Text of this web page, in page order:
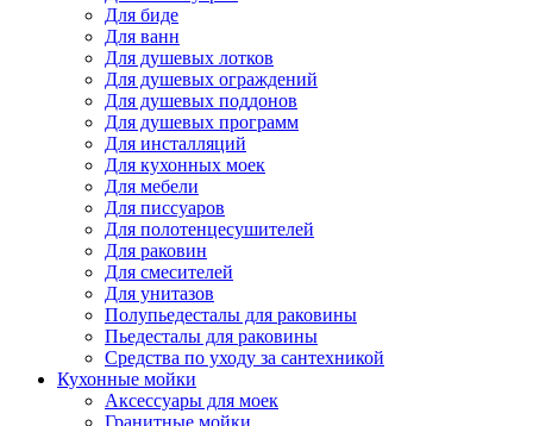
Для биде
Для ванн
Для душевых лотков
Для душевых ограждений
Для душевых поддонов
Для душевых программ
Для инсталляций
Для кухонных моек
Для мебели
Для писсуаров
Для полотенцесушителей
Для раковин
Для смесителей
Для унитазов
Полупьедесталы для раковины
Пьедесталы для раковины
Средства по уходу за сантехникой
Кухонные мойки
Аксессуары для моек
Гранитные мойки